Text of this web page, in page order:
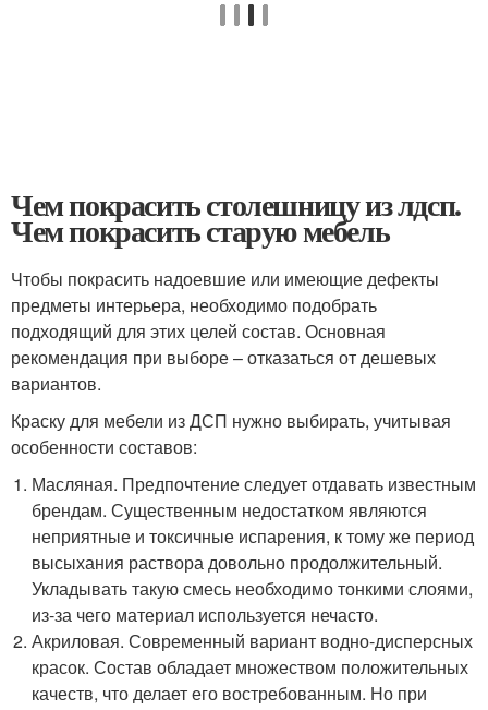
Чем покрасить столешницу из лдсп.
Чем покрасить старую мебель
Чтобы покрасить надоевшие или имеющие дефекты
предметы интерьера, необходимо подобрать
подходящий для этих целей состав. Основная
рекомендация при выборе – отказаться от дешевых
вариантов.
Краску для мебели из ДСП нужно выбирать, учитывая
особенности составов:
Масляная. Предпочтение следует отдавать известным
брендам. Существенным недостатком являются
неприятные и токсичные испарения, к тому же период
высыхания раствора довольно продолжительный.
Укладывать такую смесь необходимо тонкими слоями,
из-за чего материал используется нечасто.
Акриловая. Современный вариант водно-дисперсных
красок. Состав обладает множеством положительных
качеств, что делает его востребованным. Но при